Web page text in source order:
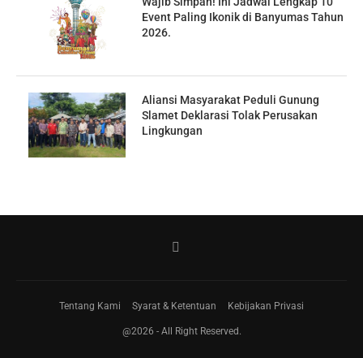
Event Paling Ikonik di Banyumas Tahun
2026.
Aliansi Masyarakat Peduli Gunung
Slamet Deklarasi Tolak Perusakan
Lingkungan
Tentang Kami Syarat & Ketentuan Kebijakan Privasi
@2026 - All Right Reserved.